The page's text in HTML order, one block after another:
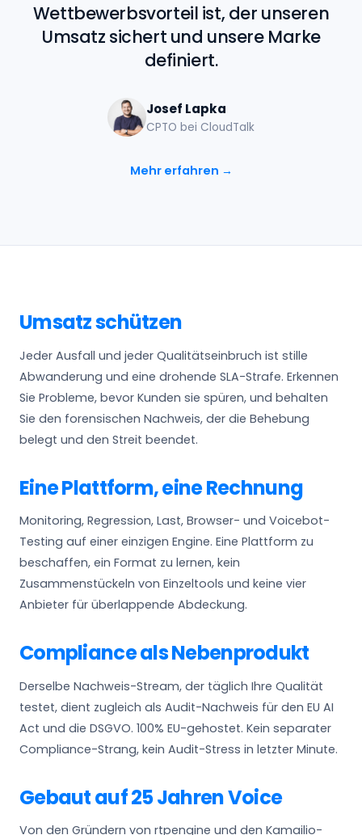
Wettbewerbsvorteil ist, der unseren
Umsatz sichert und unsere Marke
definiert.
Josef Lapka
CPTO bei CloudTalk
Mehr erfahren →
Umsatz schützen
Jeder Ausfall und jeder Qualitätseinbruch ist stille
Abwanderung und eine drohende SLA-Strafe. Erkennen
Sie Probleme, bevor Kunden sie spüren, und behalten
Sie den forensischen Nachweis, der die Behebung
belegt und den Streit beendet.
Eine Plattform, eine Rechnung
Monitoring, Regression, Last, Browser- und Voicebot-
Testing auf einer einzigen Engine. Eine Plattform zu
beschaffen, ein Format zu lernen, kein
Zusammenstückeln von Einzeltools und keine vier
Anbieter für überlappende Abdeckung.
Compliance als Nebenprodukt
Derselbe Nachweis-Stream, der täglich Ihre Qualität
testet, dient zugleich als Audit-Nachweis für den EU AI
Act und die DSGVO. 100% EU-gehostet. Kein separater
Compliance-Strang, kein Audit-Stress in letzter Minute.
Gebaut auf 25 Jahren Voice
Von den Gründern von rtpengine und den Kamailio-